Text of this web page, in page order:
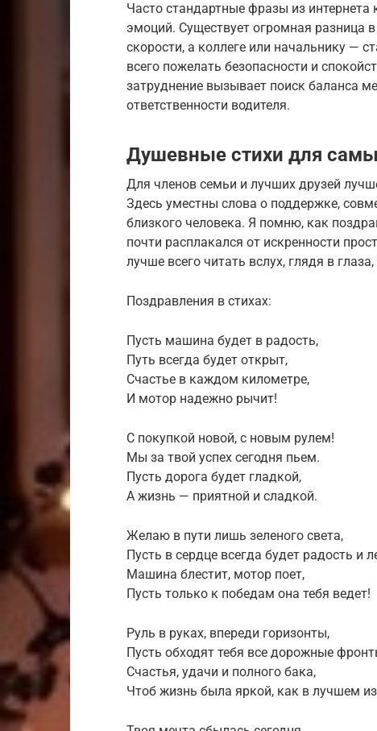
Часто стандартные фразы из
эмоций. Существует огромная разница
скорости, а коллеге или начальнику —
всего пожелать безопасности и
затруднение вызывает поиск баланса
ответственности водителя.
Душевные стихи для
Для членов семьи и лучших друзей
Здесь уместны слова о поддержке,
близкого человека. Я помню, как
почти расплакался от искренности
лучше всего читать вслух, глядя в
Поздравления в стихах:
Пусть машина будет в радость,
Путь всегда будет открыт,
Счастье в каждом километре,
И мотор надежно рычит!
С покупкой новой, с новым рулем!
Мы за твой успех сегодня пьем.
Пусть дорога будет гладкой,
А жизнь — приятной и сладкой.
Желаю в пути лишь зеленого света,
Пусть в сердце всегда будет радость и
Машина блестит, мотор поет,
Пусть только к победам она тебя ведет!
Руль в руках, впереди горизонты,
Пусть обходят тебя все дорожные
Счастья, удачи и полного бака,
Чтоб жизнь была яркой, как в лучшем